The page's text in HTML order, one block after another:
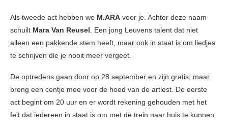
Als tweede act hebben we M.ARA voor je. Achter deze naam
schuilt Mara Van Reusel . Een jong Leuvens talent dat niet
alleen een pakkende stem heeft, maar ook in staat is om liedjes
te schrijven die je nooit meer vergeet.
De optredens gaan door op 28 september en zijn gratis, maar
breng een centje mee voor de hoed van de artiest. De eerste
act begint om 20 uur en er wordt rekening gehouden met het
feit dat iedereen in staat is om met de trein naar huis te kunnen.